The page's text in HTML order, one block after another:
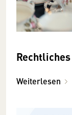
Weiterlesen